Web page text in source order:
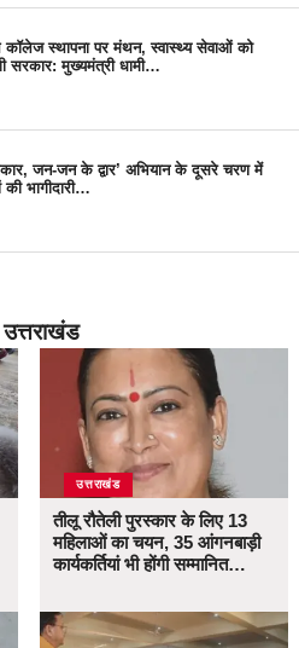
कॉलेज स्थापना पर मंथन, स्वास्थ्य सेवाओं को
मुख्यमंत्री धामी…
जन-जन के द्वार’ अभियान के दूसरे चरण में
भागीदारी…
उत्तराखंड
उत्तराखंड
तीलू रौतेली पुरस्कार के लिए 13
महिलाओं का चयन, 35 आंगनबाड़ी
कार्यकर्तियां भी होंगी सम्मानित…